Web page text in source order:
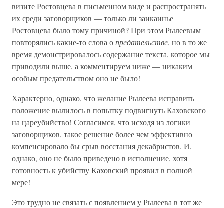
визите Ростовцева в письменном виде и распространять
их среди заговорщиков — только ли заикаинье
Ростовцева было тому причиной? При этом Рылеевым
повторялись какие-то слова опредательстве, но в то же
время демонстрировалось содержание текста, которое мы
приводили выше, а комментируем ниже — никаким
особым предательством оно не было!
Характерно, однако, что желание Рылеева исправить
положение вылилось в попытку подвигнуть Каховского
на цареубийство! Согласимся, что исходя из логики
заговорщиков, такое решение более чем эффективно
компенсировало бы срыв восстания декабристов. И,
однако, оно не было приведено в исполнение, хотя
готовность к убийству Каховский проявил в полной
мере!
Это трудно не связать с появлением у Рылеева в тот же